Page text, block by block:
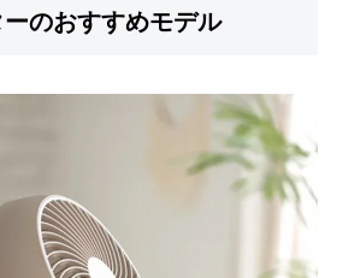
のおすすめモデル